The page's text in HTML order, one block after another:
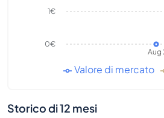
Aug
0€
1€
Valore di mercato
Storico di 12 mesi